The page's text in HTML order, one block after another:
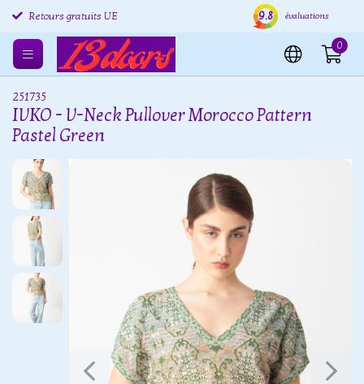
Retours gratuits UE Expédition sous 24 heures
9.8 évaluations
0
251735
IVKO - V-Neck Pullover Morocco Pattern
Pastel Green